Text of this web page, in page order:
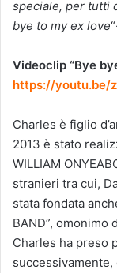
speciale, per tutti
bye to my ex love
Videoclip “Bye
https://youtu.be/
Charles è figlio
2013 è stato
WILLIAM
stranieri tra cui,
stata fondata
BAND”, omonimo
Charles ha preso